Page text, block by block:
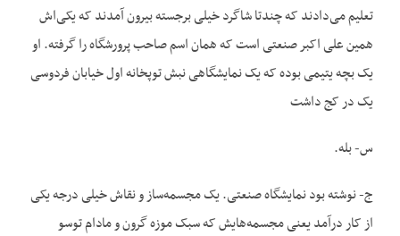
تعلیم می‌دادند که چندتا شاگرد خیلی برجسته بیرون آمدند که یکی‌اش
همین علی اکبر صنعتی است که همان اسم صاحب پرورشگاه را گرفته. او
یک بچه یتیمی بوده که یک نمایشگاهی نبش توپخانه اول خیابان فردوسی
یک در کج داشت
س- بله.
ج- نوشته بود نمایشگاه صنعتی. یک مجسمه‌ساز و نقاش خیلی درجه یکی
از کار درآمد یعنی مجسمه‌هایش که سبک موزه گرون و مادام توسو